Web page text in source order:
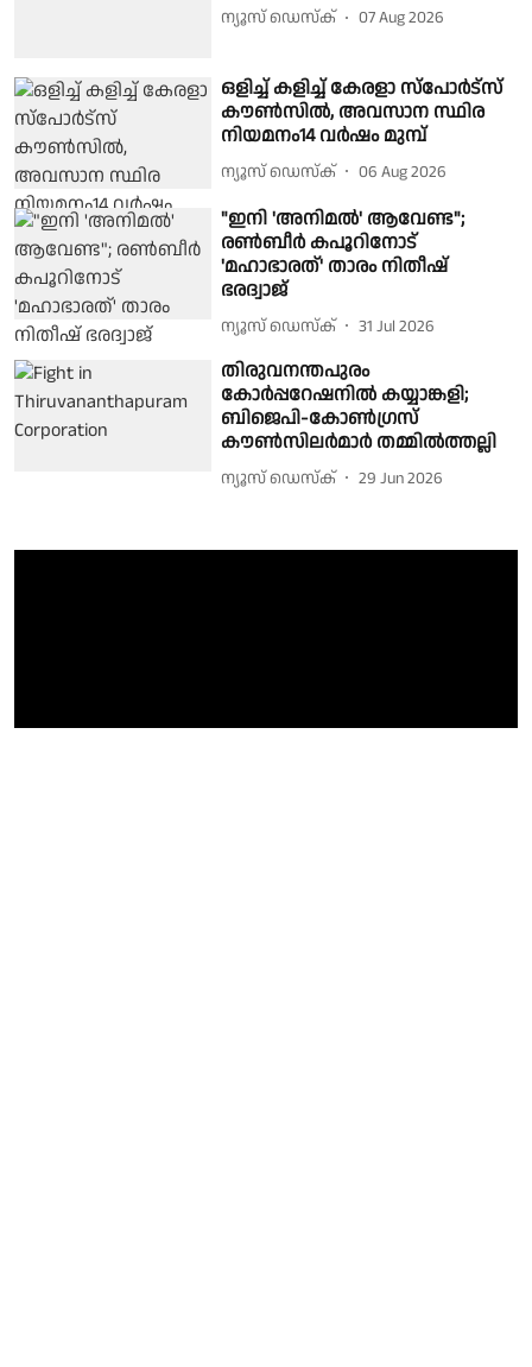
ന്യൂസ് ഡെസ്ക് 07 Aug 2026
ഒളിച്ച് കളിച്ച് കേരളാ സ്പോർട്സ്
കൗൺസിൽ, അവസാന സ്ഥിര
നിയമനം14 വർഷം മുമ്പ്
ന്യൂസ് ഡെസ്ക് 06 Aug 2026
"ഇനി 'അനിമൽ' ആവേണ്ട";
രൺബീർ കപൂറിനോട്
'മഹാഭാരത്' താരം നിതീഷ്
ഭരദ്വാജ്
ന്യൂസ് ഡെസ്ക് 31 Jul 2026
തിരുവനന്തപുരം
കോർപ്പറേഷനിൽ കയ്യാങ്കളി;
ബിജെപി-കോൺഗ്രസ്
കൗൺസിലർമാർ തമ്മിൽത്തല്ലി
ന്യൂസ് ഡെസ്ക് 29 Jun 2026